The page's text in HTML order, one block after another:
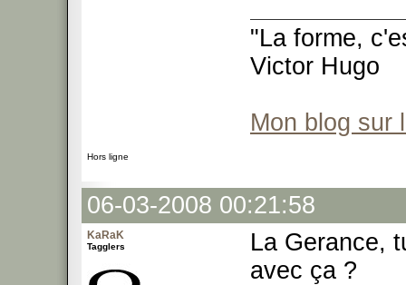
"La forme,
Victor Hugo
Mon blog sur
Hors ligne
06-03-2008 00:21:58
KaRaK
Tagglers
La Gerance,
avec ça ?